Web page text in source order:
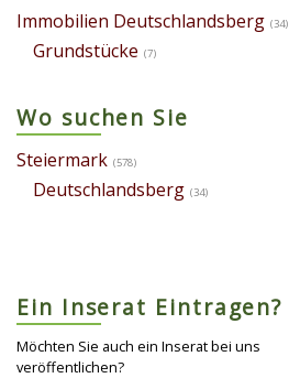
Immobilien Deutschlandsberg (34)
Grundstücke (7)
Wo suchen Sie
Steiermark (578)
Deutschlandsberg (34)
Ein Inserat Eintragen?
Möchten Sie auch ein Inserat bei uns
veröffentlichen?